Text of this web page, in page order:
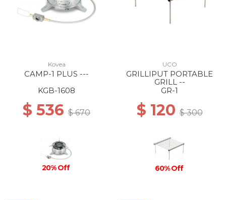
Kovea
CAMP-1 PLUS ---
KGB-1608
$ 536 $ 670
20% Off
UCO
GRILLIPUT PORTABLE
GRILL --
GR-1
$ 120$ 300
60% Off